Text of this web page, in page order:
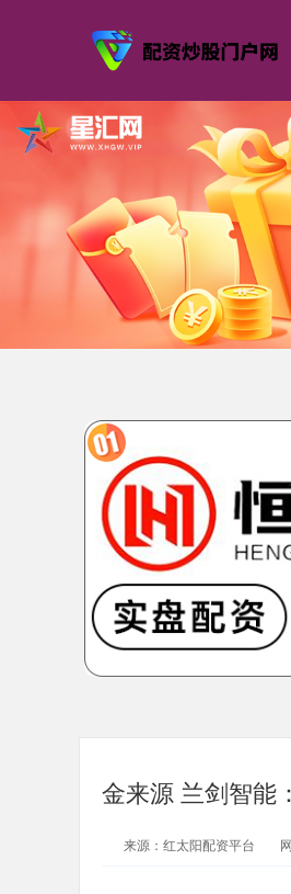
金来源 兰剑智能
来源：红太阳配资平台